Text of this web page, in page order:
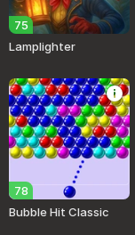
75
Lamplighter
78
Bubble Hit Classic